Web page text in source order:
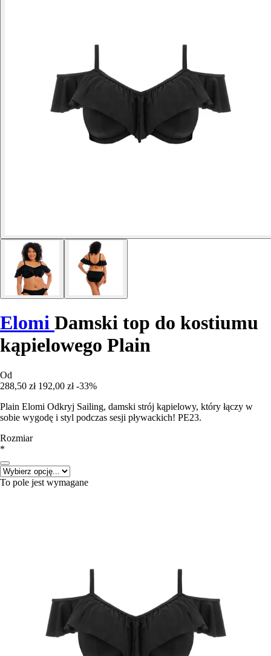
Elomi Damski top do kostiumu
kąpielowego Plain
Od
288,50 zł 192,00 zł -33%
Plain Elomi Odkryj Sailing, damski strój kąpielowy, który łączy w
sobie wygodę i styl podczas sesji pływackich! PE23.
Rozmiar
*
To pole jest wymagane